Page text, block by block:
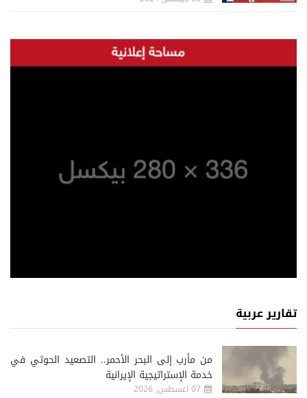
تقارير عربية
من مأرب إلى البحر الأحمر.. التصعيد الحوثي في
خدمة الإستراتيجية الإيرانية
07 اغسطس, 2026